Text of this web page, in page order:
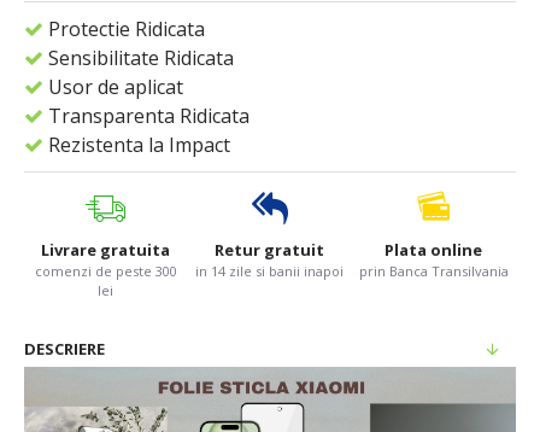
Protectie Ridicata
Sensibilitate Ridicata
Usor de aplicat
Transparenta Ridicata
Rezistenta la Impact
Livrare gratuita
comenzi de peste 300
lei
Retur gratuit
in 14 zile si banii inapoi
Plata online
prin Banca Transilvania
DESCRIERE